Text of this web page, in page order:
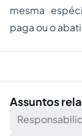
mesma
paga ou o
Assuntos